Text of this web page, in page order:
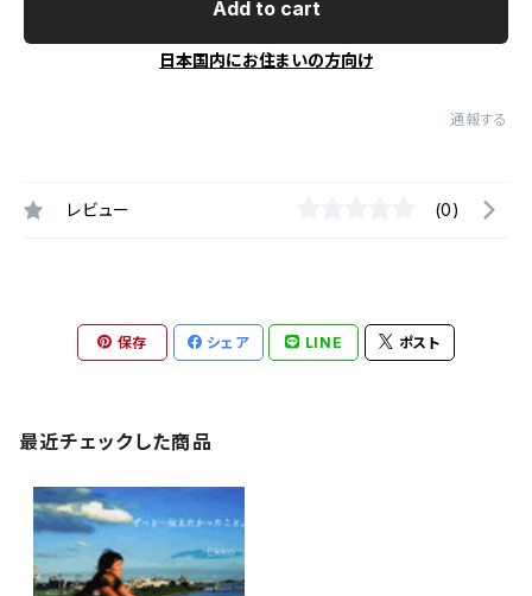
Add to cart
日本国内にお住まいの方向け
通報する
レビュー (0)
保存 シェア LINE ポスト
最近チェックした商品